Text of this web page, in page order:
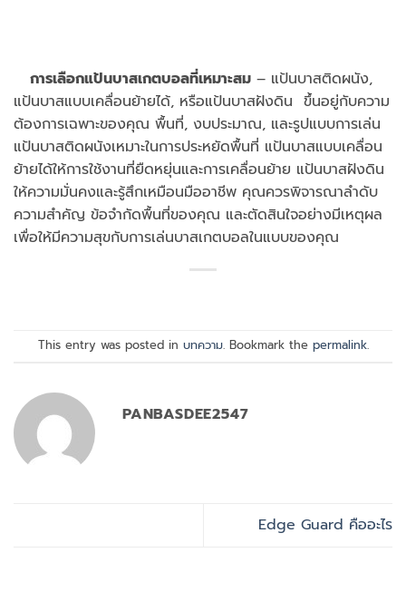
การเลือกแป้นบาสเกตบอลที่เหมาะสม – แป้นบาสติดผนัง,
แป้นบาสแบบเคลื่อนย้ายได้, หรือแป้นบาสฝังดิน ขึ้นอยู่กับความ
ต้องการเฉพาะของคุณ พื้นที่, งบประมาณ, และรูปแบบการเล่น
แป้นบาสติดผนังเหมาะในการประหยัดพื้นที่ แป้นบาสแบบเคลื่อน
ย้ายได้ให้การใช้งานที่ยืดหยุ่นและการเคลื่อนย้าย แป้นบาสฝังดิน
ให้ความมั่นคงและรู้สึกเหมือนมืออาชีพ คุณควรพิจารณาลำดับ
ความสำคัญ ข้อจำกัดพื้นที่ของคุณ และตัดสินใจอย่างมีเหตุผล
เพื่อให้มีความสุขกับการเล่นบาสเกตบอลในแบบของคุณ
This entry was posted in บทความ. Bookmark the permalink.
PANBASDEE2547
Edge Guard คืออะไร